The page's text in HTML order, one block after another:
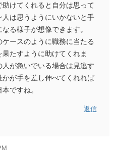
けてくれると自分は思って
人は思うようにいかないと手
る様子が想像できます。
ースのように職務に当たる
たすように助けてくれま
が急いでいる場合は見逃す
が手を差し伸べてくれれば
ですね。
返信